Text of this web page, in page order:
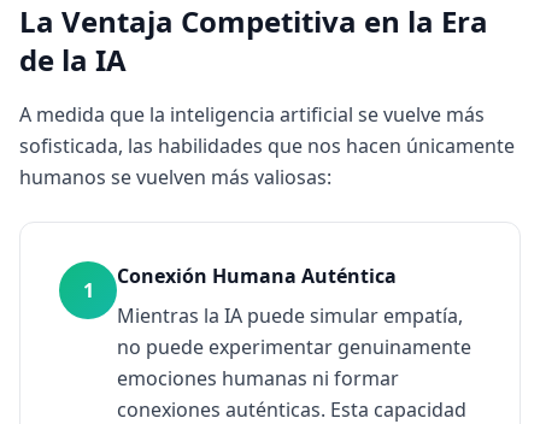
La Ventaja Competitiva en la Era
de la IA
A medida que la inteligencia artificial se vuelve más
sofisticada, las habilidades que nos hacen únicamente
humanos se vuelven más valiosas:
1
Conexión Humana Auténtica
Mientras la IA puede simular empatía,
no puede experimentar genuinamente
emociones humanas ni formar
conexiones auténticas. Esta capacidad